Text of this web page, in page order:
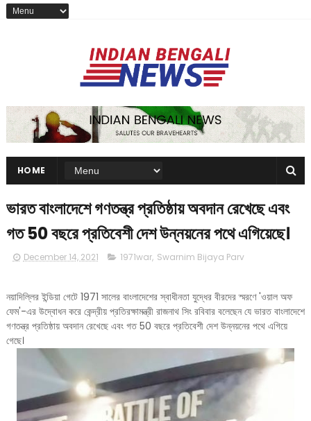
HOME
ভারত বাংলাদেশে গণতন্ত্র প্রতিষ্ঠায় অবদান রেখেছে এবং
গত 50 বছরে প্রতিবেশী দেশ উন্নয়নের পথে এগিয়েছে।
December 14, 2021 1971war, Swarnim Bijaya Parv
নয়াদিল্লির ইন্ডিয়া গেটে 1971 সালের বাংলাদেশের স্বাধীনতা যুদ্ধের বীরদের স্মরণে 'ওয়াল অফ
ফেম'-এর উদ্বোধন করে কেন্দ্রীয় প্রতিরক্ষামন্ত্রী রাজনাথ সিং রবিবার বলেছেন যে ভারত বাংলাদেশে
গণতন্ত্র প্রতিষ্ঠায় অবদান রেখেছে এবং গত 50 বছরে প্রতিবেশী দেশ উন্নয়নের পথে এগিয়ে
গেছে।